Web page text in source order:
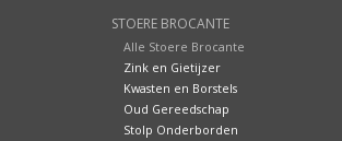
STOERE BROCANTE
Alle Stoere Brocante
Zink en Gietijzer
Kwasten en Borstels
Oud Gereedschap
Stolp Onderborden